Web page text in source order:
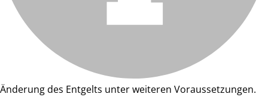
Änderung des Entgelts unter weiteren Voraussetzungen.